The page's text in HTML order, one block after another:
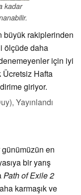
kadar
büyük rakiplerinden
ölçüde daha
için iyi
Ücretsiz Hafta
giriyor.
Yayınlandı
en
bir yarış
Path of Exile 2
karmaşık ve